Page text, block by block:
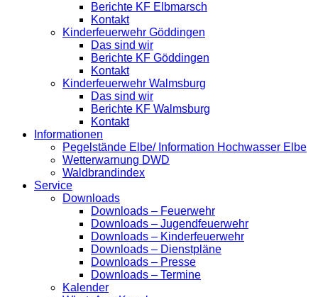
Berichte KF Elbmarsch
Kontakt
Kinderfeuerwehr Göddingen
Das sind wir
Berichte KF Göddingen
Kontakt
Kinderfeuerwehr Walmsburg
Das sind wir
Berichte KF Walmsburg
Kontakt
Informationen
Pegelstände Elbe/ Information Hochwasser Elbe
Wetterwarnung DWD
Waldbrandindex
Service
Downloads
Downloads – Feuerwehr
Downloads – Jugendfeuerwehr
Downloads – Kinderfeuerwehr
Downloads – Dienstpläne
Downloads – Presse
Downloads – Termine
Kalender